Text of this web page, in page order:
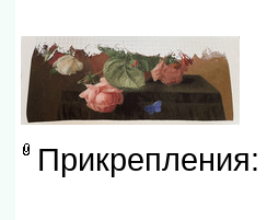
Прикрепления: